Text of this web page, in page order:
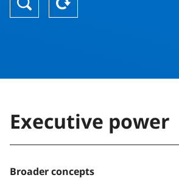
Executive power
Broader concepts